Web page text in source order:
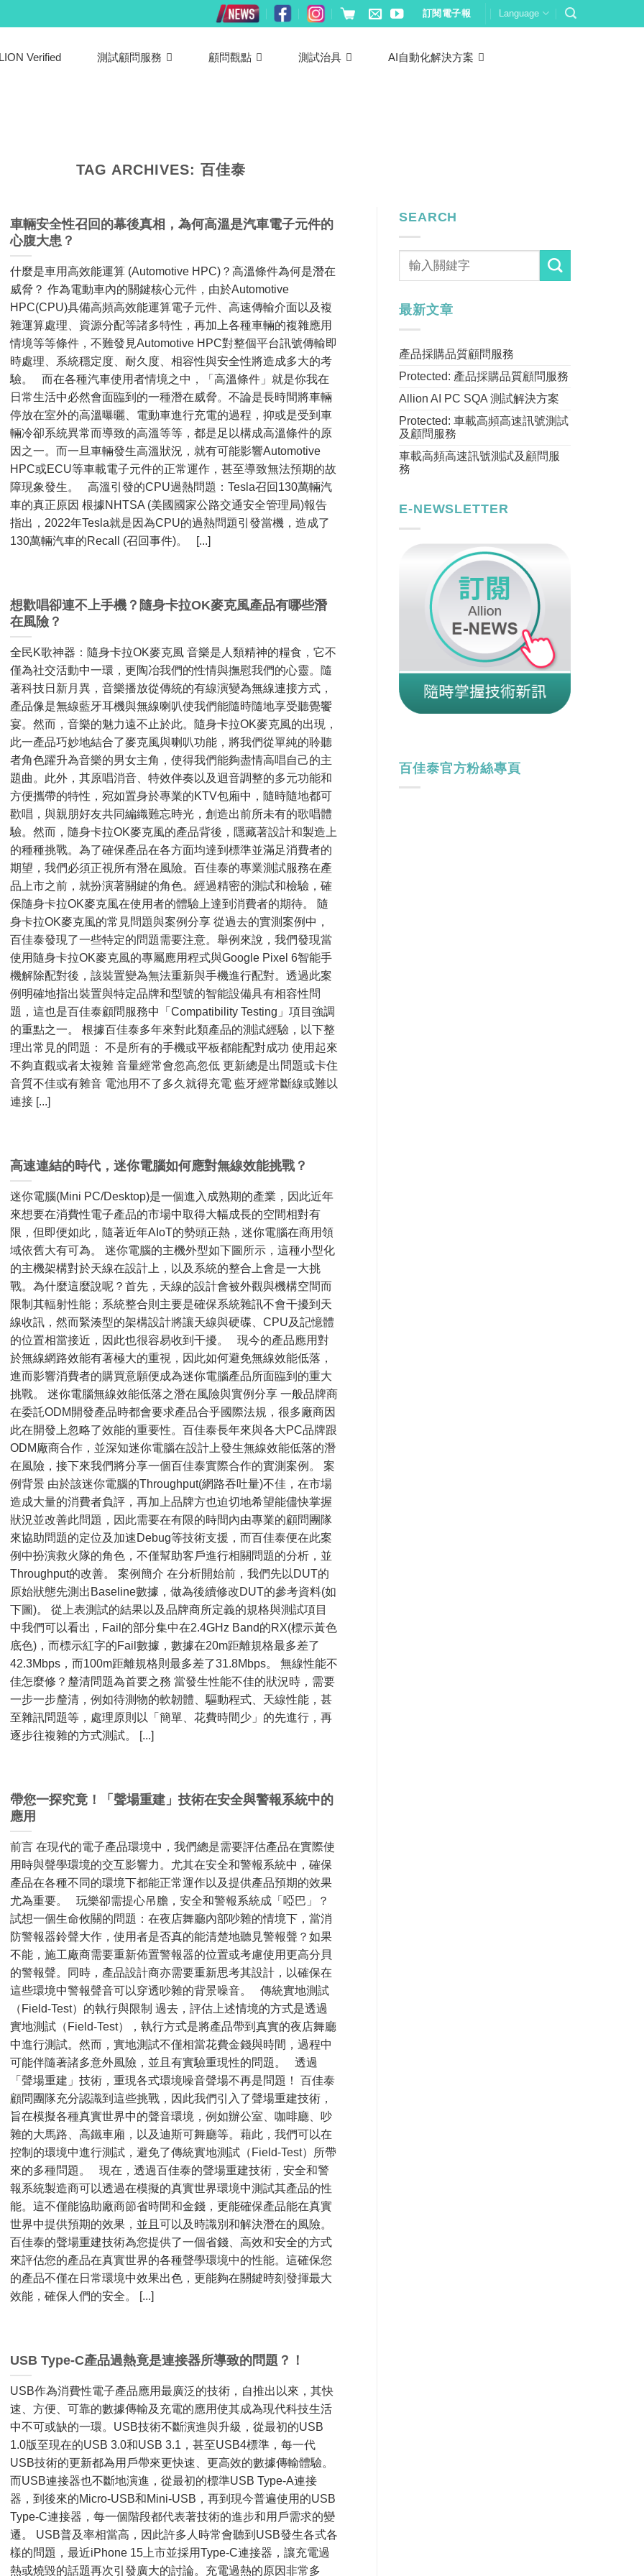
訂閱電子報 Language
Verified 測試顧問服務 顧問觀點 測試治具 AI自動化解決方案
TAG ARCHIVES:百佳泰
車輛安全性召回的幕後真相，為何高溫是汽車電子元件的
心腹大患？
什麼是車用高效能運算 (Automotive HPC)？高溫條件為何是潛在
威脅？ 作為電動車內的關鍵核心元件，由於Automotive
HPC(CPU)具備高頻高效能運算電子元件、高速傳輸介面以及複
雜運算處理、資源分配等諸多特性，再加上各種車輛的複雜應用
情境等等條件，不難發見Automotive HPC對整個平台訊號傳輸即
時處理、系統穩定度、耐久度、相容性與安全性將造成多大的考
驗。 而在各種汽車使用者情境之中，「高溫條件」就是你我在
日常生活中必然會面臨到的一種潛在威脅。不論是長時間將車輛
停放在室外的高溫曝曬、電動車進行充電的過程，抑或是受到車
輛冷卻系統異常而導致的高溫等等，都是足以構成高溫條件的原
因之一。而一旦車輛發生高溫狀況，就有可能影響Automotive
HPC或ECU等車載電子元件的正常運作，甚至導致無法預期的故
障現象發生。 高溫引發的CPU過熱問題：Tesla召回130萬輛汽
車的真正原因 根據NHTSA (美國國家公路交通安全管理局)報告
指出，2022年Tesla就是因為CPU的過熱問題引發當機，造成了
130萬輛汽車的Recall (召回事件)。 [...]
想歡唱卻連不上手機？隨身卡拉OK麥克風產品有哪些潛
在風險？
全民K歌神器：隨身卡拉OK麥克風 音樂是人類精神的糧食，它不
僅為社交活動中一環，更陶冶我們的性情與撫慰我們的心靈。隨
著科技日新月異，音樂播放從傳統的有線演變為無線連接方式，
產品像是無線藍牙耳機與無線喇叭使我們能隨時隨地享受聽覺饗
宴。然而，音樂的魅力遠不止於此。隨身卡拉OK麥克風的出現，
此一產品巧妙地結合了麥克風與喇叭功能，將我們從單純的聆聽
者角色躍升為音樂的男女主角，使得我們能夠盡情高唱自己的主
題曲。此外，其原唱消音、特效伴奏以及迴音調整的多元功能和
方便攜帶的特性，宛如置身於專業的KTV包廂中，隨時隨地都可
歡唱，與親朋好友共同編織難忘時光，創造出前所未有的歌唱體
驗。然而，隨身卡拉OK麥克風的產品背後，隱藏著設計和製造上
的種種挑戰。為了確保產品在各方面均達到標準並滿足消費者的
期望，我們必須正視所有潛在風險。百佳泰的專業測試服務在產
品上市之前，就扮演著關鍵的角色。經過精密的測試和檢驗，確
保隨身卡拉OK麥克風在使用者的體驗上達到消費者的期待。 隨
身卡拉OK麥克風的常見問題與案例分享 從過去的實測案例中，
百佳泰發現了一些特定的問題需要注意。舉例來說，我們發現當
使用隨身卡拉OK麥克風的專屬應用程式與Google Pixel 6智能手
機解除配對後，該裝置變為無法重新與手機進行配對。透過此案
例明確地指出裝置與特定品牌和型號的智能設備具有相容性問
題，這也是百佳泰顧問服務中「Compatibility Testing」項目強調
的重點之一。 根據百佳泰多年來對此類產品的測試經驗，以下整
理出常見的問題： 不是所有的手機或平板都能配對成功 使用起來
不夠直觀或者太複雜 音量經常會忽高忽低 更新總是出問題或卡住
音質不佳或有雜音 電池用不了多久就得充電 藍牙經常斷線或難以
連接 [...]
高速連結的時代，迷你電腦如何應對無線效能挑戰？
迷你電腦(Mini PC/Desktop)是一個進入成熟期的產業，因此近年
來想要在消費性電子產品的市場中取得大幅成長的空間相對有
限，但即便如此，隨著近年AIoT的勢頭正熱，迷你電腦在商用領
域依舊大有可為。 迷你電腦的主機外型如下圖所示，這種小型化
的主機架構對於天線在設計上，以及系統的整合上會是一大挑
戰。為什麼這麼說呢？首先，天線的設計會被外觀與機構空間而
限制其輻射性能；系統整合則主要是確保系統雜訊不會干擾到天
線收訊，然而緊湊型的架構設計將讓天線與硬碟、CPU及記憶體
的位置相當接近，因此也很容易收到干擾。 現今的產品應用對
於無線網路效能有著極大的重視，因此如何避免無線效能低落，
進而影響消費者的購買意願便成為迷你電腦產品所面臨到的重大
挑戰。 迷你電腦無線效能低落之潛在風險與實例分享 一般品牌商
在委託ODM開發產品時都會要求產品合乎國際法規，很多廠商因
此在開發上忽略了效能的重要性。百佳泰長年來與各大PC品牌跟
ODM廠商合作，並深知迷你電腦在設計上發生無線效能低落的潛
在風險，接下來我們將分享一個百佳泰實際合作的實測案例。 案
例背景 由於該迷你電腦的Throughput(網路吞吐量)不佳，在市場
造成大量的消費者負評，再加上品牌方也迫切地希望能儘快掌握
狀況並改善此問題，因此需要在有限的時間內由專業的顧問團隊
來協助問題的定位及加速Debug等技術支援，而百佳泰便在此案
例中扮演救火隊的角色，不僅幫助客戶進行相關問題的分析，並
Throughput的改善。 案例簡介 在分析開始前，我們先以DUT的
原始狀態先測出Baseline數據，做為後續修改DUT的參考資料(如
下圖)。 從上表測試的結果以及品牌商所定義的規格與測試項目
中我們可以看出，Fail的部分集中在2.4GHz Band的RX(標示黃色
底色)，而標示紅字的Fail數據，數據在20m距離規格最多差了
42.3Mbps，而100m距離規格則最多差了31.8Mbps。 無線性能不
佳怎麼修？釐清問題為首要之務 當發生性能不佳的狀況時，需要
一步一步釐清，例如待測物的軟韌體、驅動程式、天線性能，甚
至雜訊問題等，處理原則以「簡單、花費時間少」的先進行，再
逐步往複雜的方式測試。 [...]
帶您一探究竟！「聲場重建」技術在安全與警報系統中的
應用
前言 在現代的電子產品環境中，我們總是需要評估產品在實際使
用時與聲學環境的交互影響力。尤其在安全和警報系統中，確保
產品在各種不同的環境下都能正常運作以及提供產品預期的效果
尤為重要。 玩樂卻需提心吊膽，安全和警報系統成「啞巴」？
試想一個生命攸關的問題：在夜店舞廳內部吵雜的情境下，當消
防警報器鈴聲大作，使用者是否真的能清楚地聽見警報聲？如果
不能，施工廠商需要重新佈置警報器的位置或考慮使用更高分貝
的警報聲。同時，產品設計商亦需要重新思考其設計，以確保在
這些環境中警報聲音可以穿透吵雜的背景噪音。 傳統實地測試
（Field-Test）的執行與限制 過去，評估上述情境的方式是透過
實地測試（Field-Test），執行方式是將產品帶到真實的夜店舞廳
中進行測試。然而，實地測試不僅相當花費金錢與時間，過程中
可能伴隨著諸多意外風險，並且有實驗重現性的問題。 透過
「聲場重建」技術，重現各式環境噪音聲場不再是問題！ 百佳泰
顧問團隊充分認識到這些挑戰，因此我們引入了聲場重建技術，
旨在模擬各種真實世界中的聲音環境，例如辦公室、咖啡廳、吵
雜的大馬路、高鐵車廂，以及迪斯可舞廳等。藉此，我們可以在
控制的環境中進行測試，避免了傳統實地測試（Field-Test）所帶
來的多種問題。 現在，透過百佳泰的聲場重建技術，安全和警
報系統製造商可以透過在模擬的真實世界環境中測試其產品的性
能。這不僅能協助廠商節省時間和金錢，更能確保產品能在真實
世界中提供預期的效果，並且可以及時識別和解決潛在的風險。
百佳泰的聲場重建技術為您提供了一個省錢、高效和安全的方式
來評估您的產品在真實世界的各種聲學環境中的性能。這確保您
的產品不僅在日常環境中效果出色，更能夠在關鍵時刻發揮最大
效能，確保人們的安全。 [...]
USB Type-C產品過熱竟是連接器所導致的問題？！
USB作為消費性電子產品應用最廣泛的技術，自推出以來，其快
速、方便、可靠的數據傳輸及充電的應用使其成為現代科技生活
中不可或缺的一環。USB技術不斷演進與升級，從最初的USB
1.0版至現在的USB 3.0和USB 3.1，甚至USB4標準，每一代
USB技術的更新都為用戶帶來更快速、更高效的數據傳輸體驗。
而USB連接器也不斷地演進，從最初的標準USB Type-A連接
器，到後來的Micro-USB和Mini-USB，再到現今普遍使用的USB
Type-C連接器，每一個階段都代表著技術的進步和用戶需求的變
遷。 USB普及率相當高，因此許多人時常會聽到USB發生各式各
樣的問題，最近iPhone 15上市並採用Type-C連接器，讓充電過
熱或燒毀的話題再次引發廣大的討論。充電過熱的原因非常多
SEARCH
最新文章
產品採購品質顧問服務
Protected: 產品採購品質顧問服務
Allion AI PC SQA 測試解決方案
Protected: 車載高頻高速訊號測試
及顧問服務
車載高頻高速訊號測試及顧問服
務
E-NEWSLETTER
百佳泰官方粉絲專頁